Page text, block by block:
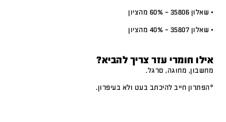
• שאלון 35806 – 60% מהציון
• שאלון 35807 – 40% מהציון
אילו חומרי עזר צריך להביא?
מחשבון, מחוגה, סרגל.
*הפתרון חייב להיכתב בעט ולא בעיפרון.